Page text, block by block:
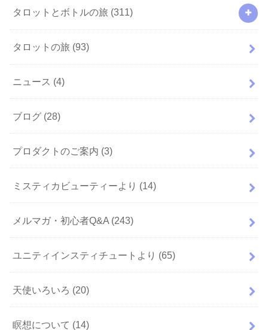
タロットとボトルの旅 (311)
タロットの旅 (93)
ニュース (4)
ブログ (28)
プロダクトのご案内 (3)
ミスティカビューティーより (14)
メルマガ・初心者Q&A (243)
ユニティインスティチュートより (65)
天使いろいろ (20)
瞑想について (14)